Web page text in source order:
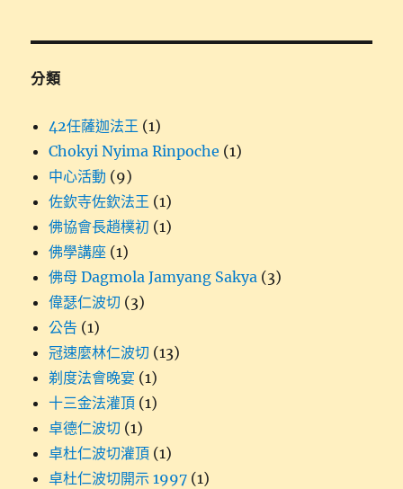
分類
42任薩迦法王 (1)
Chokyi Nyima Rinpoche (1)
中心活動 (9)
佐欽寺佐欽法王 (1)
佛協會長趙樸初 (1)
佛學講座 (1)
佛母 Dagmola Jamyang Sakya (3)
偉瑟仁波切 (3)
公告 (1)
冠速麼林仁波切 (13)
剃度法會晚宴 (1)
十三金法灌頂 (1)
卓德仁波切 (1)
卓杜仁波切灌頂 (1)
卓杜仁波切開示 1997 (1)